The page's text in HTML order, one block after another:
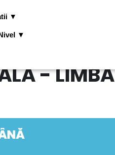
▼
▼
- LIMBA